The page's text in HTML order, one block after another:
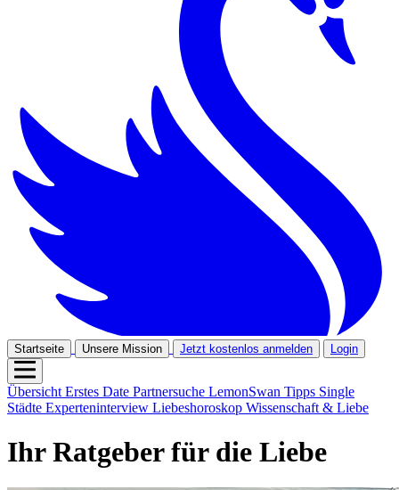
Startseite Unsere Mission Jetzt kostenlos anmelden Login
ÜbersichtErstes Date Partnersuche LemonSwan Tipps Single
Städte Experteninterview Liebeshoroskop Wissenschaft & Liebe
Ihr Ratgeber für die Liebe